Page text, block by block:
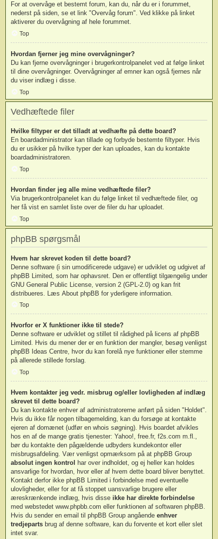
For at overvåge et bestemt forum, kan du, når du er i forummet,
nederst på siden, se et link "Overvåg forum". Ved klikke på linket
aktiverer du overvågning af hele forummet.
Top
Hvordan fjerner jeg mine overvågninger?
Du kan fjerne overvågninger i brugerkontrolpanelet ved at følge linket
til dine overvågninger. Overvågninger af emner kan også fjernes når
du viser indlæg i disse.
Top
Vedhæftede filer
Hvilke filtyper er det tilladt at vedhæfte på dette board?
En boardadministrator kan tillade og forbyde bestemte filtyper. Hvis
du er usikker på hvilke typer der kan uploades, kan du kontakte
boardadministratoren.
Top
Hvordan finder jeg alle mine vedhæftede filer?
Via brugerkontrolpanelet kan du følge linket til vedhæftede filer, og
her få vist en samlet liste over de filer du har uploadet.
Top
phpBB spørgsmål
Hvem har skrevet koden til dette board?
Denne software (i sin umodificerede udgave) er udviklet og udgivet af
phpBB Limited , som har ophavsret. Den er offentligt tilgængelig under
GNU General Public License, version 2 (GPL-2.0) og kan frit
distribueres. Læs About phpBB for yderligere information.
Top
Hvorfor er X funktioner ikke til stede?
Denne software er udviklet og stillet til rådighed på licens af phpBB
Limited. Hvis du mener der er en funktion der mangler, besøg venligst
phpBB Ideas Centre, hvor du kan forelå nye funktioner eller stemme
på allerede stillede forslag.
Top
Hvem kontakter jeg vedr. misbrug og/eller lovligheden af indlæg
skrevet til dette board?
Du kan kontakte enhver af administratorerne anført på siden "Holdet".
Hvis du ikke får nogen tilbagemelding, kan du forsøge at kontakte
ejeren af domænet (udfør en whois søgning). Hvis boardet afvikles
hos en af de mange gratis tjenester: Yahoo!, free.fr, f2s.com m.fl.,
bør du kontakte den pågældende udbyders kundekontor eller
misbrugsafdeling. Vær venligst opmærksom på at phpBB Group
absolut ingen kontrol
har over indholdet, og ej heller kan holdes
ansvarlige for hvordan, hvor eller af hvem dette board bliver benyttet.
Kontakt derfor ikke phpBB Limited i forbindelse med eventuelle
ulovligheder, eller for at få stoppet uansvarlige brugere eller
æreskrænkende indlæg, hvis disse ikke har direkte forbindelse
med webstedet www.phpbb.com eller funktionen af softwaren phpBB.
Hvis du sender en email til phpBB Group angående enhver
tredjeparts brug af denne software, kan du forvente et kort eller slet
intet svar.